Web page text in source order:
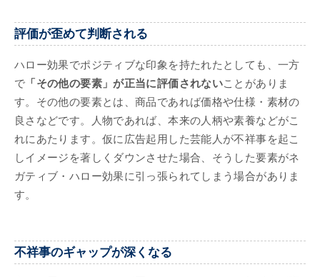
評価が歪めて判断される
ハロー効果でポジティブな印象を持たれたとしても、一方
で 「その他の要素」が正当に評価されないことがありま
す。その他の要素とは、商品であれば価格や仕様・素材の
良さなどです。人物であれば、本来の人柄や素養などがこ
れにあたります。仮に広告起用した芸能人が不祥事を起こ
しイメージを著しくダウンさせた場合、そうした要素がネ
ガティブ・ハロー効果に引っ張られてしまう場合がありま
す。
不祥事のギャップが深くなる